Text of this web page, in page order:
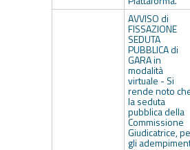
AVVISO di
FISSAZIONE
SEDUTA
PUBBLICA di
GARA in
modalità
virtuale - Si
rende noto
la seduta
pubblica della
Commissione
Giudicatrice,
gli